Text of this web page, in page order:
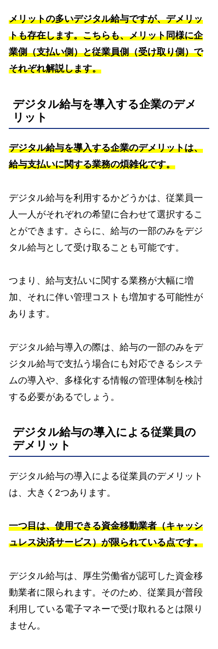
メリットの多いデジタル給与ですが、デメリッ
トも存在します。こちらも、メリット同様に企
業側（支払い側）と従業員側（受け取り側）で
それぞれ解説します。
デジタル給与を導入する企業のデメ
リット
デジタル給与を導入する企業のデメリットは、
給与支払いに関する業務の煩雑化です。
デジタル給与を利用するかどうかは、従業員一
人一人がそれぞれの希望に合わせて選択するこ
とができます。さらに、給与の一部のみをデジ
タル給与として受け取ることも可能です。
つまり、給与支払いに関する業務が大幅に増
加、それに伴い管理コストも増加する可能性が
あります。
デジタル給与導入の際は、給与の一部のみをデ
ジタル給与で支払う場合にも対応できるシステ
ムの導入や、多様化する情報の管理体制を検討
する必要があるでしょう。
デジタル給与の導入による従業員の
デメリット
デジタル給与の導入による従業員のデメリット
は、大きく2つあります。
一つ目は、使用できる資金移動業者（キャッシ
ュレス決済サービス）が限られている点です。
デジタル給与は、厚生労働省が認可した資金移
動業者に限られます。そのため、従業員が普段
利用している電子マネーで受け取れるとは限り
ません。